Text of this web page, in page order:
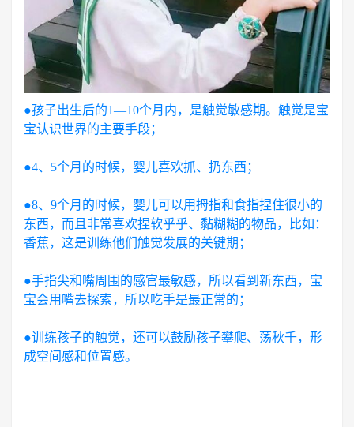
●孩子出生后的1—10个月内，是触觉敏感期。 触觉是宝
宝认识世界的主要手段；
●4、5个月的时候，婴儿喜欢抓、扔东西；
●8、9个月的时候，婴儿可以用拇指和食指捏住很小的
东西，而且非常喜欢捏软乎乎、黏糊糊的物品，比如：
香蕉，这是训练他们触觉发展的关键期；
●手指尖和嘴周围的感官最敏感，所以看到新东西，宝
宝会用嘴去探索，所以吃手是最正常的；
●训练孩子的触觉，还可以鼓励孩子攀爬、荡秋千，形
成空间感和位置感。